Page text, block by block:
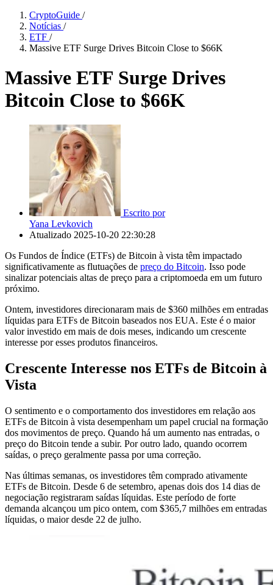
CryptoGuide /
Notícias /
ETF /
Massive ETF Surge Drives Bitcoin Close to $66K
Massive ETF Surge Drives
Bitcoin Close to $66K
Escrito por
Yana Levkovich
Atualizado 2025-10-20 22:30:28
Os Fundos de Índice (ETFs) de Bitcoin à vista têm impactado
significativamente as flutuações de preço do Bitcoin. Isso pode
sinalizar potenciais altas de preço para a criptomoeda em um futuro
próximo.
Ontem, investidores direcionaram mais de $360 milhões em entradas
líquidas para ETFs de Bitcoin baseados nos EUA. Este é o maior
valor investido em mais de dois meses, indicando um crescente
interesse por esses produtos financeiros.
Crescente Interesse nos ETFs de Bitcoin à
Vista
O sentimento e o comportamento dos investidores em relação aos
ETFs de Bitcoin à vista desempenham um papel crucial na formação
dos movimentos de preço. Quando há um aumento nas entradas, o
preço do Bitcoin tende a subir. Por outro lado, quando ocorrem
saídas, o preço geralmente passa por uma correção.
Nas últimas semanas, os investidores têm comprado ativamente
ETFs de Bitcoin. Desde 6 de setembro, apenas dois dos 14 dias de
negociação registraram saídas líquidas. Este período de forte
demanda alcançou um pico ontem, com $365,7 milhões em entradas
líquidas, o maior desde 22 de julho.